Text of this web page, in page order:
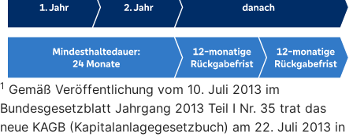
1 Gemäß Veröffentlichung vom 10. Juli 2013 im
Bundesgesetzblatt Jahrgang 2013 Teil I Nr. 35 trat das
neue KAGB (Kapitalanlagegesetzbuch) am 22. Juli 2013 in